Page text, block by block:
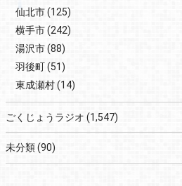
仙北市(125)
横手市(242)
湯沢市(88)
羽後町(51)
東成瀬村(14)
ごくじょうラジオ (1,547)
未分類(90)